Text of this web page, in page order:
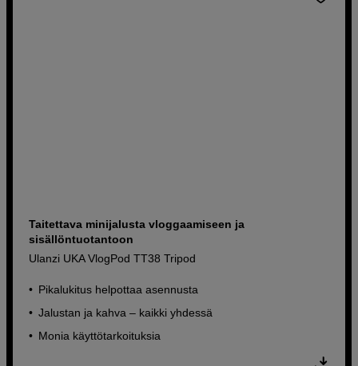
Taitettava minijalusta vloggaamiseen ja
sisällöntuotantoon
Ulanzi UKA VlogPod TT38 Tripod
Pikalukitus helpottaa asennusta
Jalustan ja kahva – kaikki yhdessä
Monia käyttötarkoituksia